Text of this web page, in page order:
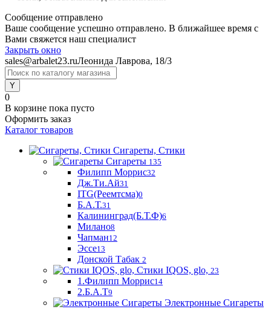
Сообщение отправлено
Ваше сообщение успешно отправлено. В ближайшее время с
Вами свяжется наш специалист
Закрыть окно
sales@arbalet23.ruЛеонида Лаврова, 18/3
0
В корзине пока пусто
Оформить заказ
Каталог товаров
Сигареты, Стики
Сигареты 135
Филипп Моррис32
Дж.Ти.Ай31
ITG(Реемтсма)0
Б.А.Т.31
Калининград(Б.Т.Ф)6
Милано8
Чапман12
Эссе13
Донской Табак 2
Стики IQOS, glo, 23
1.Филипп Моррис14
2.Б.А.Т9
Электронные Сигареты